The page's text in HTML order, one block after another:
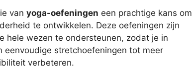
van yoga-oefeningen een prachtige kans om
te ontwikkelen. Deze oefeningen zijn
hele wezen te ondersteunen, zodat je in
eenvoudige stretchoefeningen tot meer
verbeteren.